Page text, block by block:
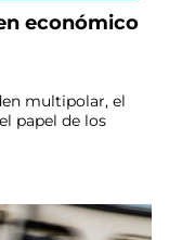
económico
multipolar, el
papel de los